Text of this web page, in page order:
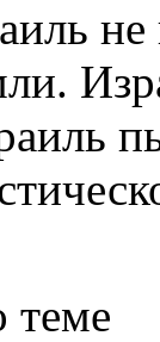
не
теме